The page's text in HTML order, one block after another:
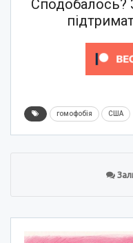
Сподобалось?
гомофобія США